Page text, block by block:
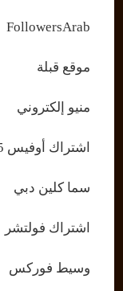
FollowersArab
موقع قبلة
منيو إلكتروني
اشتراك أوفيس 365
سما كلين دبي
اشتراك فولتشر
وسيط فوركس